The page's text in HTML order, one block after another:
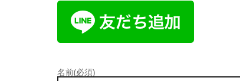
名前(必須)